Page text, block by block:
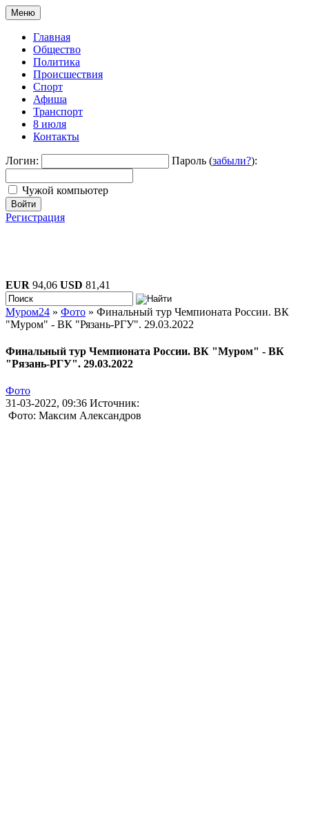
Меню
Главная
Общество
Политика
Происшествия
Спорт
Афиша
Транспорт
8 июля
Контакты
Логин: Пароль (забыли?):
Чужой компьютер
Войти
Регистрация
EUR 94,06 USD 81,41
Муром24 » Фото » Финальный тур Чемпионата России. ВК
"Муром" - ВК "Рязань-РГУ". 29.03.2022
Финальный тур Чемпионата России. ВК "Муром" - ВК
"Рязань-РГУ". 29.03.2022
Фото
31-03-2022, 09:36 Источник:
Фото: Максим Александров